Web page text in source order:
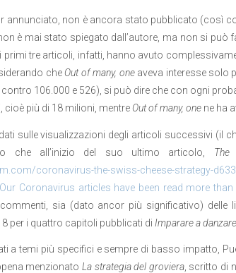
annunciato, non è ancora stato pubblicato (così
è mai stato spiegato dall’autore, ma non si può
primi tre articoli, infatti, hanno avuto
che Out of many, oneaveva interesse solo
106.000 e 526), si può dire che con ogni
cioè più di 18 milioni, mentre Out of many, onene ha
sulle visualizzazioni degli articoli successivi (il
che all’inizio del suo ultimo articolo, The
coronavirus-the-swiss-cheese-strategy-
Our Coronavirus articles have been read more than
sia (dato ancor più significativo)
per i quattro capitoli pubblicati di Imparare a danzare
a temi più specifici e sempre di basso impatto,
menzionatoLa strategia del groviera, scritto di